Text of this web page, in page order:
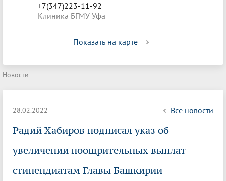
+7(347)223-11-92
Клиника БГМУ Уфа
Показать на карте
Новости
28.02.2022 Все новости
Радий Хабиров подписал указ об
увеличении поощрительных выплат
стипендиатам Главы Башкирии